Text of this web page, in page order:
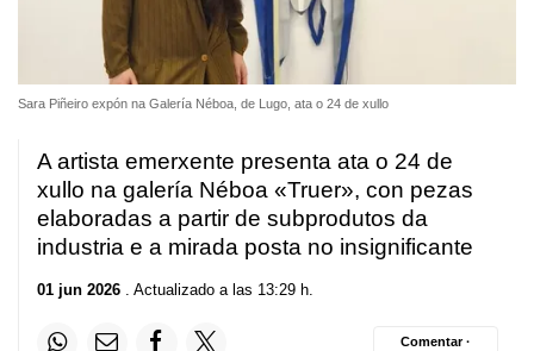
Sara Piñeiro expón na Galería Néboa, de Lugo, ata o 24 de xullo
A artista emerxente presenta ata o 24 de
xullo na galería Néboa «Truer», con pezas
elaboradas a partir de subprodutos da
industria e a mirada posta no insignificante
01 jun 2026 . Actualizado a las 13:29 h.
Comentar ·